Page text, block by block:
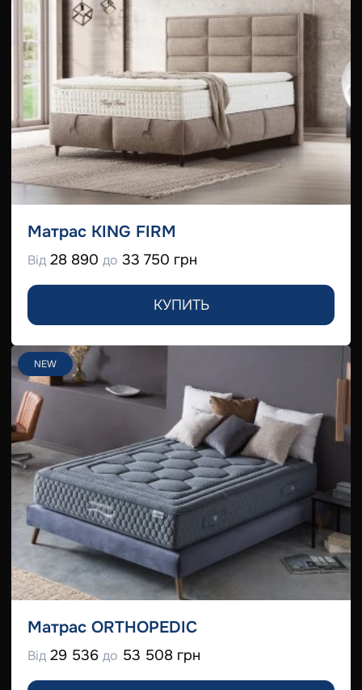
Матрас KING FIRM
Від 28 890 до 33 750 грн
КУПИТЬ
NEW
Матрас ORTHOPEDIC
Від 29 536 до 53 508 грн